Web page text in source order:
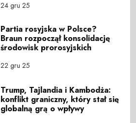
24 gru 25
Partia rosyjska w Polsce?
Braun rozpoczął konsolidację
środowisk prorosyjskich
22 gru 25
Trump, Tajlandia i Kambodża:
konflikt graniczny, który stał się
globalną grą o wpływy